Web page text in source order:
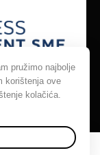
pružimo najbolje
korištenja ove
kolačića.